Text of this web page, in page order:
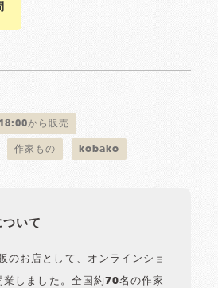
から販売
作家もの kobako
いて
のお店として、オンラインショ
しました。全国約70名の作家